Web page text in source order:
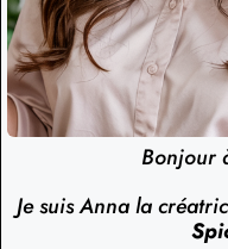
Bonjour
Je suis Anna la